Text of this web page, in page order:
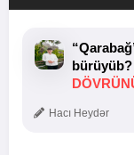
bürüyüb?
Hacı Heydər